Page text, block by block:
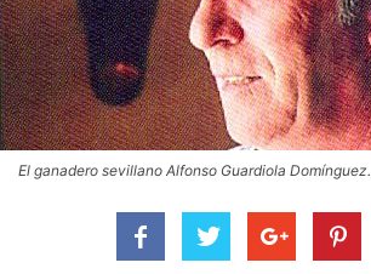
El ganadero sevillano Alfonso Guardiola Domínguez.